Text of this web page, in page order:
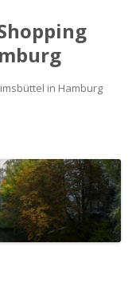
in Hamburg